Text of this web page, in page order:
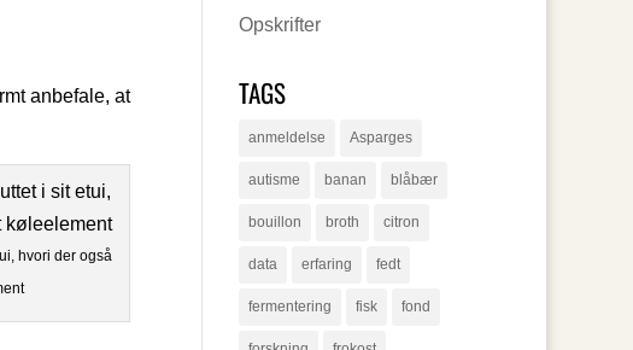
anbefale, at
hvori der også
Opskrifter
TAGS
anmeldelse Asparges
autisme banan blåbær
bouillon broth citron
data erfaring fedt
fermentering fisk fond